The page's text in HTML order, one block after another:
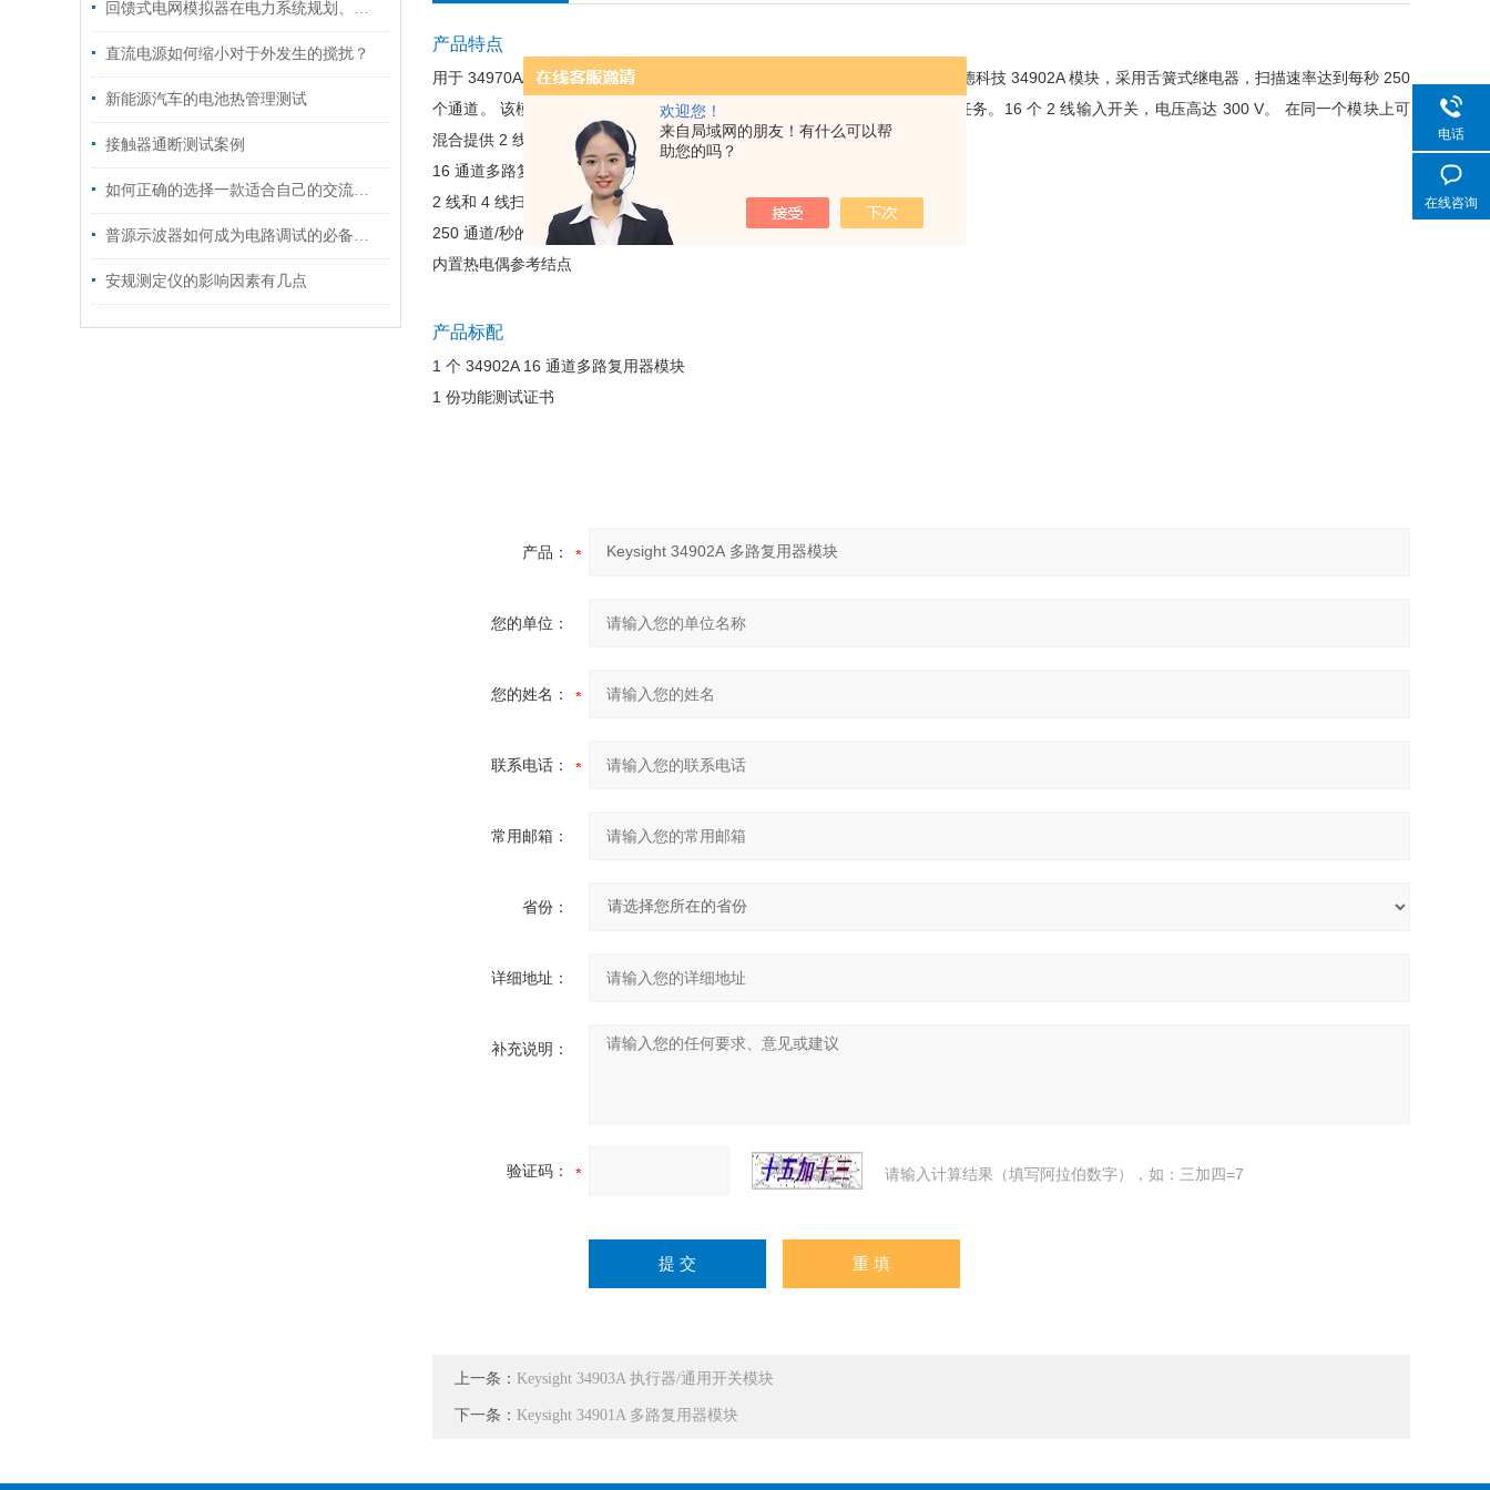
欢迎您！
来自局域网的朋友！有什么可以帮
助您的吗？
回馈式电网模拟器在电力系统规划、运营和维护方面起着重要的作用
直流电源如何缩小对于外发生的搅扰？
新能源汽车的电池热管理测试
接触器通断测试案例
如何正确的选择一款适合自己的交流电源
普源示波器如何成为电路调试的必备神器？
安规测定仪的影响因素有几点
产品特点
用于 34970A/34972A 的16通道多路复用器（2/4 线）数据采集/开关单元的是德科技 34902A 模块，采用舌簧式继电器，扫描速率达到每秒 250
个通道。 该模块适用于高吞吐量的自动测试应用，以及高速数据记录和监测任务。16 个 2 线输入开关，电压高达 300 V。 在同一个模块上可
混合提供 2 线和 4 线通道。 电流测量需要使用由用户自己配备的分流电阻器。
16 通道多路复用器
2 线和 4 线扫描
250 通道/秒的扫描速率
内置热电偶参考结点
产品标配
1 个 34902A 16 通道多路复用器模块
1 份功能测试证书
产品：
您的单位：
您的姓名：
联系电话：
常用邮箱：
省份：
详细地址：
补充说明：
验证码： 请输入计算结果（填写阿拉伯数字），如：三加四=7
上一条： Keysight 34903A 执行器/通用开关模块
下一条： Keysight 34901A 多路复用器模块
电话
在线咨询